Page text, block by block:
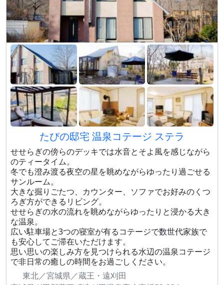
たびの邸宅 温泉コテージ ステラ
せせらぎの傍らのデッキでは水音とそよ風を感じながら
のティータイム。
冬でも澄み渡る夜空の星を眺めながらゆったり過ごせる
サンルーム。
大きな掘りごたつ、カウンター、ソファでお好みのくつ
ろぎ方ができるリビング。
せせらぎの水の流れを眺めながらゆったりと浸かる大き
な温泉。
広い駐車場と3つの寝室が有るコテージで数世代家族で
も安心してご滞在いただけます。
思い思いの楽しみ方を見つけられる水辺の温泉コテージ
で非日常の癒しの時間をお過ごしください。
東北／宮城県／蔵王・遠刈田